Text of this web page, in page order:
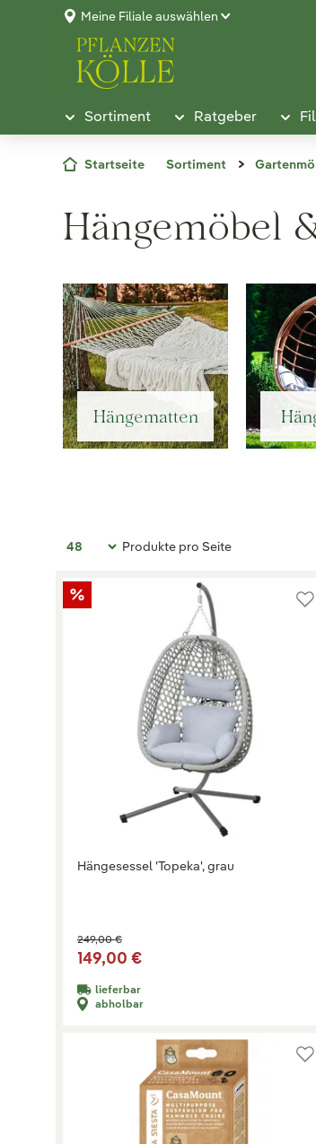
Meine Filiale auswählen
Sortiment Ratgeber
Startseite Sortiment
Hängemöbel
Hängematten
Produkte pro Seite
Hängesessel 'Topeka', grau
249,00 €
149,00 €
lieferbar
abholbar